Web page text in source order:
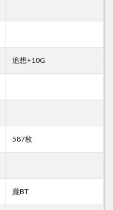
追想+10G
587枚
朧BT